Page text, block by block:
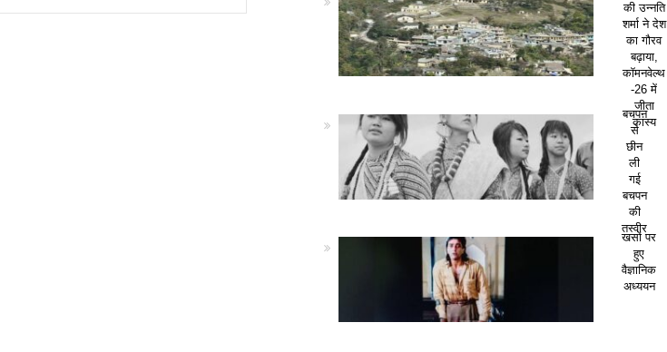
की उन्नति
शर्मा ने देश
का गौरव
बढ़ाया,
कॉमनवेल्थ
-26 में
जीता
कांस्य
बचपन
से
छीन
ली
गई
बचपन
की
तस्वीर
खसों पर
हुए
वैज्ञानिक
अध्ययन